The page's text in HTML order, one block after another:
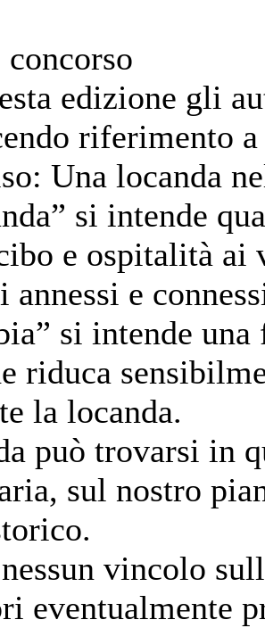
edizione gli
riferimento
Una locanda
si intende
e ospitalità
annessi e
si intende
riduca
la locanda.
può trovarsi in
sul nostro
vincolo
eventualmente